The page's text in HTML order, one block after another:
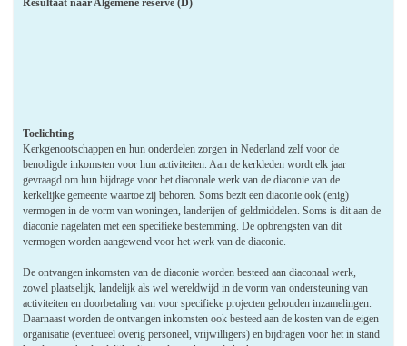
Resultaat naar Algemene reserve (D)
Toelichting
Kerkgenootschappen en hun onderdelen zorgen in Nederland zelf voor de
benodigde inkomsten voor hun activiteiten. Aan de kerkleden wordt elk jaar
gevraagd om hun bijdrage voor het diaconale werk van de diaconie van de
kerkelijke gemeente waartoe zij behoren. Soms bezit een diaconie ook (enig)
vermogen in de vorm van woningen, landerijen of geldmiddelen. Soms is dit aan de
diaconie nagelaten met een specifieke bestemming. De opbrengsten van dit
vermogen worden aangewend voor het werk van de diaconie.
De ontvangen inkomsten van de diaconie worden besteed aan diaconaal werk,
zowel plaatselijk, landelijk als wel wereldwijd in de vorm van ondersteuning van
activiteiten en doorbetaling van voor specifieke projecten gehouden inzamelingen.
Daarnaast worden de ontvangen inkomsten ook besteed aan de kosten van de eigen
organisatie (eventueel overig personeel, vrijwilligers) en bijdragen voor het in stand